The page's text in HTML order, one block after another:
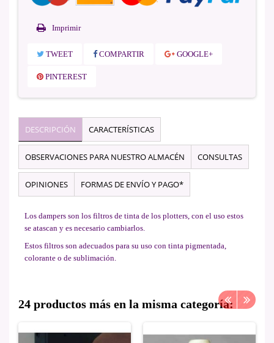
Imprimir
TWEET COMPARTIR GOOGLE+
PINTEREST
DESCRIPCIÓN CARACTERÍSTICAS
OBSERVACIONES PARA NUESTRO ALMACÉN CONSULTAS
OPINIONES FORMAS DE ENVÍO Y PAGO*
Los dampers son los filtros de tinta de los plotters, con el uso estos
se atascan y es necesario cambiarlos.
Estos filtros son adecuados para su uso con tinta pigmentada,
colorante o de sublimación.
24 productos más en la misma categoría: